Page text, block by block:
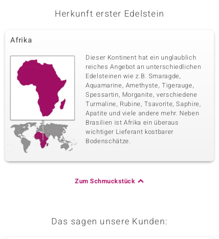
Herkunft erster Edelstein
Afrika
Dieser Kontinent hat ein unglaublich
reiches Angebot an unterschiedlichen
Edelsteinen wie z.B. Smaragde,
Aquamarine, Amethyste, Tigerauge,
Spessartin, Morganite, verschiedene
Turmaline, Rubine, Tsavorite, Saphire,
Apatite und viele andere mehr. Neben
Brasilien ist Afrika ein überaus
wichtiger Lieferant kostbarer
Bodenschätze.
Zum Schmuckstück
Das sagen unsere Kunden: